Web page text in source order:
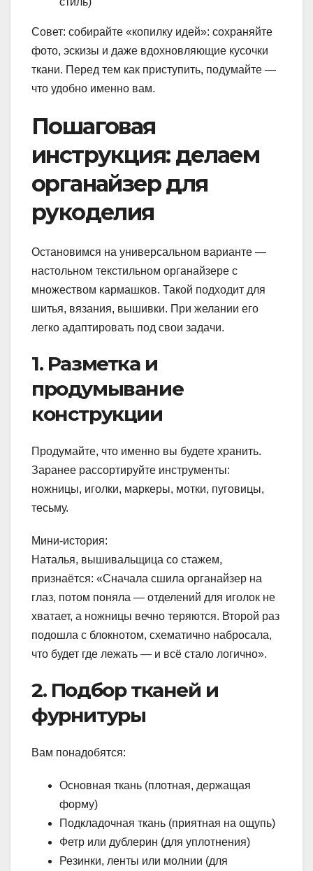
Совет: собирайте «копилку идей»: сохраняйте
фото, эскизы и даже вдохновляющие кусочки
ткани. Перед тем как приступить, подумайте —
что удобно именно вам.
Пошаговая
инструкция: делаем
органайзер для
рукоделия
Остановимся на универсальном варианте —
настольном текстильном органайзере с
множеством кармашков. Такой подходит для
шитья, вязания, вышивки. При желании его
легко адаптировать под свои задачи.
1. Разметка и
продумывание
конструкции
Продумайте, что именно вы будете хранить.
Заранее рассортируйте инструменты:
ножницы, иголки, маркеры, мотки, пуговицы,
тесьму.
Мини-история:
Наталья, вышивальщица со стажем,
признаётся: «Сначала сшила органайзер на
глаз, потом поняла — отделений для иголок не
хватает, а ножницы вечно теряются. Второй раз
подошла с блокнотом, схематично набросала,
что будет где лежать — и всё стало логично».
2. Подбор тканей и
фурнитуры
Вам понадобятся:
Основная ткань (плотная, держащая
форму)
Подкладочная ткань (приятная на ощупь)
Фетр или дублерин (для уплотнения)
Резинки, ленты или молнии (для